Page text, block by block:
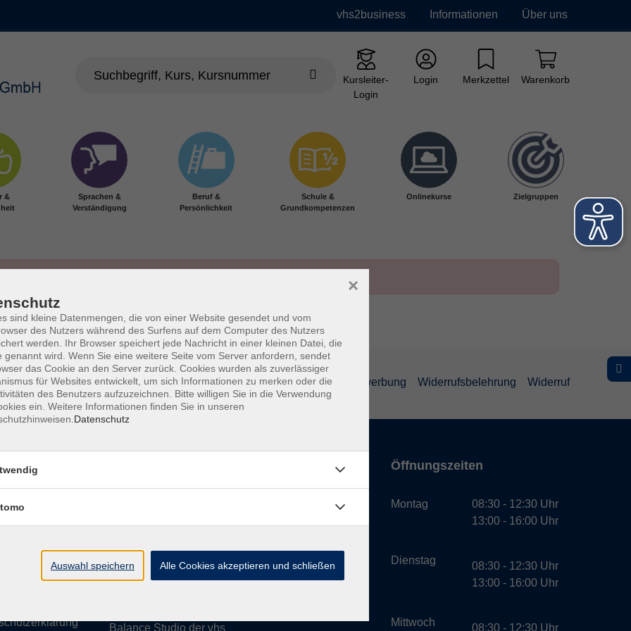
vhs2business Informationen Über uns
Kursleiter-
Login
Login Merkzettel Warenkorb
&
Sprachen &
Verständigung
Beruf &
Persönlichkeit
Schule &
Grundkompetenzen
Onlinekurse Zielgruppen
Barrierefreiheit AGB Datenschutzerklärung Datenschutz Bewerbung Widerrufsbelehrung Widerruf
Tel. 0961 48178-0
Fax 0961 48178-55
Balance Studio der vhs
Öffnungszeiten
Montag
Dienstag
Mittwoch
08:30 - 12:30 Uhr
13:00 - 16:00 Uhr
08:30 - 12:30 Uhr
13:00 - 16:00 Uhr
08:30 - 12:30 Uhr
sind kleine Datenmengen, die von einer Website gesendet und vom
des Nutzers während des Surfens auf dem Computer des Nutzers
werden. Ihr Browser speichert jede Nachricht in einer kleinen Datei, die
genannt wird. Wenn Sie eine weitere Seite vom Server anfordern, sendet
das Cookie an den Server zurück. Cookies wurden als zuverlässiger
für Websites entwickelt, um sich Informationen zu merken oder die
des Benutzers aufzuzeichnen. Bitte willigen Sie in die Verwendung
ein. Weitere Informationen finden Sie in unseren
Datenschutz
×
Auswahl speichern Alle Cookies akzeptieren und schließen